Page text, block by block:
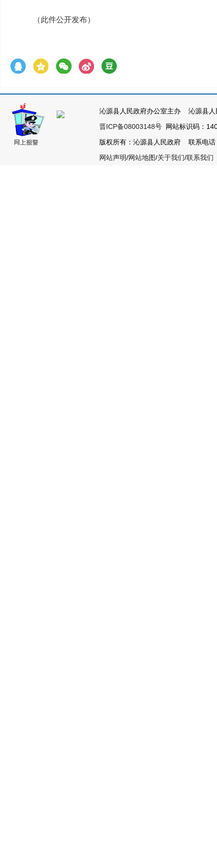
（此件公开发布）
沁源县人民政府办公室主办 沁源县
晋ICP备08003148号 网站标识码：
版权所有：沁源县人民政府 联系电
网站声明/网站地图/关于我们/联系我们